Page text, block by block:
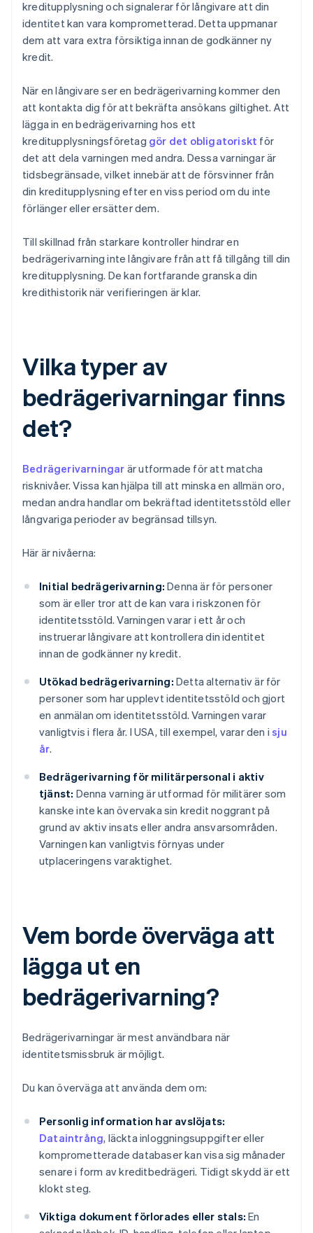
kreditupplysning och signalerar för långivare att din
identitet kan vara komprometterad. Detta uppmanar
dem att vara extra försiktiga innan de godkänner ny
kredit.
När en långivare ser en bedrägerivarning kommer den
att kontakta dig för att bekräfta ansökans giltighet. Att
lägga in en bedrägerivarning hos ett
kreditupplysningsföretag gör det obligatoriskt för
det att dela varningen med andra. Dessa varningar är
tidsbegränsade, vilket innebär att de försvinner från
din kreditupplysning efter en viss period om du inte
förlänger eller ersätter dem.
Till skillnad från starkare kontroller hindrar en
bedrägerivarning inte långivare från att få tillgång till din
kreditupplysning. De kan fortfarande granska din
kredithistorik när verifieringen är klar.
Vilka typer av
bedrägerivarningar finns
det?
Bedrägerivarningar är utformade för att matcha
risknivåer. Vissa kan hjälpa till att minska en allmän oro,
medan andra handlar om bekräftad identitetsstöld eller
långvariga perioder av begränsad tillsyn.
Här är nivåerna:
Initial bedrägerivarning: Denna är för personer
som är eller tror att de kan vara i riskzonen för
identitetsstöld. Varningen varar i ett år och
instruerar långivare att kontrollera din identitet
innan de godkänner ny kredit.
Utökad bedrägerivarning: Detta alternativ är för
personer som har upplevt identitetsstöld och gjort
en anmälan om identitetsstöld. Varningen varar
vanligtvis i flera år. I USA, till exempel, varar den isju
år.
Bedrägerivarning för militärpersonal i aktiv
tjänst: Denna varning är utformad för militärer som
kanske inte kan övervaka sin kredit noggrant på
grund av aktiv insats eller andra ansvarsområden.
Varningen kan vanligtvis förnyas under
utplaceringens varaktighet.
Vem borde överväga att
lägga ut en
bedrägerivarning?
Bedrägerivarningar är mest användbara när
identitetsmissbruk är möjligt.
Du kan överväga att använda dem om:
Personlig information har avslöjats:
Dataintrång, läckta inloggningsuppgifter eller
komprometterade databaser kan visa sig månader
senare i form av kreditbedrägeri. Tidigt skydd är ett
klokt steg.
Viktiga dokument förlorades eller stals: En